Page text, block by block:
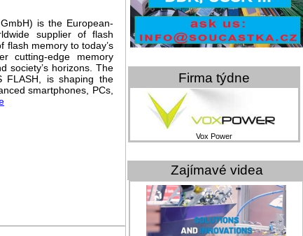
is the European-
supplier of flash
flash memory to today’s
cutting-edge memory
society’s horizons. The
FLASH, is shaping the
smartphones, PCs,
Firma týdne
Vox Power
Zajímavé videa